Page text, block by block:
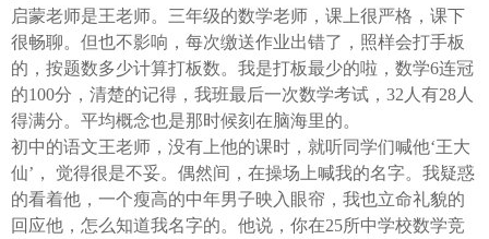
↓）
方式一：iOS已经上线，请大家在苹果手机APP Store页
面搜索下载
方式二 ：安卓系统已经上线，请大家在安卓应用市场
页面搜索下载
启蒙老师是王老师。三年级的数学老师，课上很严格，课下
很畅聊。但也不影响，每次缴送作业出错了，照样会打手板
的，按题数多少计算打板数。我是打板最少的啦，数学6连冠
的100分，清楚的记得，我班最后一次数学考试，32人有28人
得满分。平均概念也是那时候刻在脑海里的。
初中的语文王老师，没有上他的课时，就听同学们喊他‘王大
仙’， 觉得很是不妥。偶然间，在操场上喊我的名字。我疑惑
的看着他，一个瘦高的中年男子映入眼帘，我也立命礼貌的
回应他，怎么知道我名字的。他说，你在25所中学校数学竞